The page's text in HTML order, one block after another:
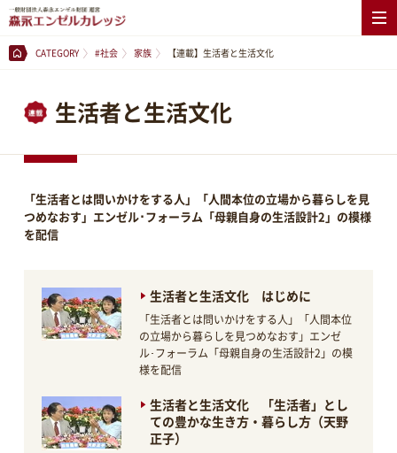
CATEGORY #社会 家族 【連載】生活者と生活文化
生活者と生活文化
「生活者とは問いかけをする人」「人間本位の立場から暮らしを見
つめなおす」エンゼル･フォーラム「母親自身の生活設計2」の模様
を配信
生活者と生活文化 はじめに
「生活者とは問いかけをする人」「人間本位
の立場から暮らしを見つめなおす」エンゼ
ル･フォーラム「母親自身の生活設計2」の模
様を配信
生活者と生活文化 「生活者」とし
ての豊かな生き方・暮らし方（天野
正子）